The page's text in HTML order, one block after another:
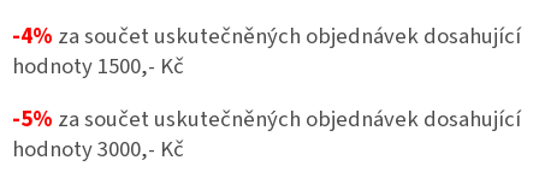
-4% za součet uskutečněných objednávek dosahující
hodnoty 1500,- Kč
-5% za součet uskutečněných objednávek dosahující
hodnoty 3000,- Kč